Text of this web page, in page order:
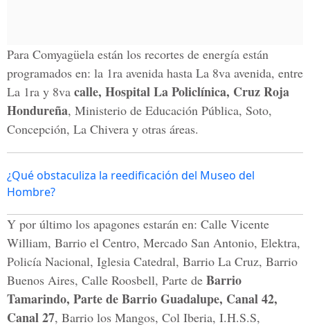
Para Comyagüela están los recortes de energía están
programados en: la 1ra avenida hasta La 8va avenida, entre
La 1ra y 8va calle, Hospital La Policlínica, Cruz Roja
Hondureña, Ministerio de Educación Pública, Soto,
Concepción, La Chivera y otras áreas.
¿Qué obstaculiza la reedificación del Museo del
Hombre?
Y por último los apagones estarán en: Calle Vicente
William, Barrio el Centro, Mercado San Antonio, Elektra,
Policía Nacional, Iglesia Catedral, Barrio La Cruz, Barrio
Buenos Aires, Calle Roosbell, Parte de Barrio
Tamarindo, Parte de Barrio Guadalupe, Canal 42,
Canal 27, Barrio los Mangos, Col Iberia, I.H.S.S,